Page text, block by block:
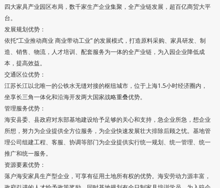
四大家具产业园区布局，数千家生产企业集聚，全产业链发展，超百亿商贸大平
台。
发展规划优势：
依托“工业推动商业 商业带动工业” 的发展模式，打造原料采购、家具研发、制
造、销售、物流，人才培训、配套服务为一体的全产业链，为入园企业降低成
本，提高效益。
交通区位优势：
江苏长江以北唯一的公铁水无缝对接的枢纽城市，位于上海1.5小时经济圈内，
坐享长三角一体化和沿海开发两大国家战略重叠优势。
管理服务优势：
海安县委、县政府对东部基地建设给予足够的关心和支持，急企业所急，想企业
所想，努力为企业提供全方位服务，为企业快速发展壮大排除后顾之忧。基地管
理公司组建工程、客服、协调等部门为企业提供实行统一规划、统一管理、统一
推广和统一服务。
资源要素优势：
落户海安家具生产型企业，可享有征用土地所有权的优势。海安劳动力源丰富，